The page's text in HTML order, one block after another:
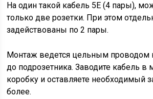
На один такой кабель 5E (4 пары),
только две розетки. При этом
задействованы по 2 пары.
Монтаж ведется цельным проводом
до подрозетника. Заводите кабель
коробку и оставляете необходимый
более.